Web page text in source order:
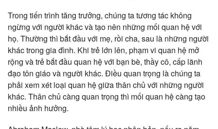
Trong tiến trình tăng trưởng, chúng ta tương tác không
ngừng với người khác và tạo nên những mối quan hệ với
họ. Thường thì bắt đầu với mẹ, rồi cha, sau là những người
khác trong gia đình. Khi trẻ lớn lên, phạm vi quan hệ mở
rộng và trẻ bắt đầu quan hệ với bạn bè, thầy cô, cấp lãnh
đạo tôn giáo và người khác. Điều quan trọng là chúng ta
phải xem xét loại quan hệ giữa thân chủ với những người
khác. Thân chủ càng quan trọng thì mối quan hệ càng tạo
nhiều ảnh hưởng.